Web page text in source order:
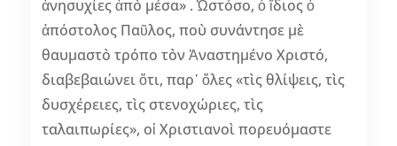
ἀνησυχίες ἀπὸ μέσα» . Ὡστόσο, ὁ ἴδιος ὁ
ἀπόστολος Παῦλος, ποὺ συνάντησε μὲ
θαυμαστὸ τρόπο τὸν Ἀναστημένο Χριστό,
διαβεβαιώνει ὅτι, παρ᾽ ὅλες «τὶς θλίψεις, τὶς
δυσχέρειες, τὶς στενοχώριες, τὶς
ταλαιπωρίες», οἱ Χριστιανοὶ πορευόμαστε